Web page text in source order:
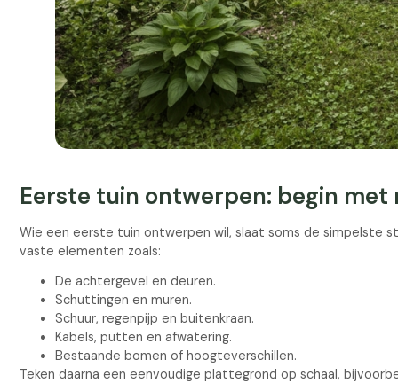
Eerste tuin ontwerpen: begin
Wie een eerste tuin ontwerpen wil, slaat soms de simpelste
vaste elementen zoals:
De achtergevel en deuren.
Schuttingen en muren.
Schuur, regenpijp en buitenkraan.
Kabels, putten en afwatering.
Bestaande bomen of hoogteverschillen.
Teken daarna een eenvoudige plattegrond op schaal,